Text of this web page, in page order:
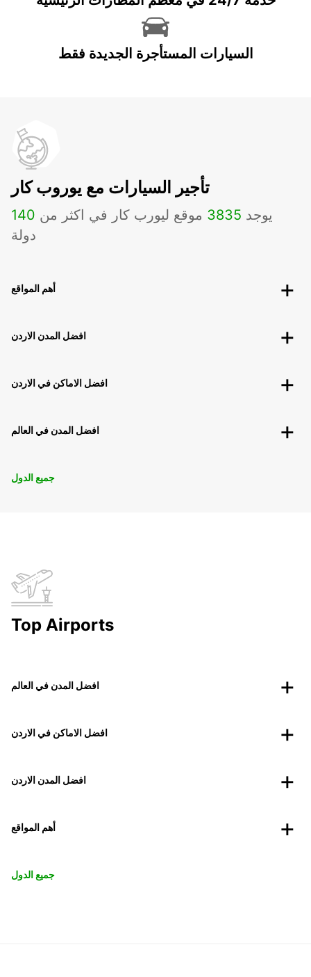
السيارات المستأجرة الجديدة فقط
تأجير السيارات مع يوروب كار
يوجد 3835 موقع ليورب كار في اكثر من 140
دولة
أهم المواقع
افضل المدن الاردن
افضل الاماكن في الاردن
افضل المدن في العالم
جميع الدول
Top Airports
افضل المدن في العالم
افضل الاماكن في الاردن
افضل المدن الاردن
أهم المواقع
جميع الدول